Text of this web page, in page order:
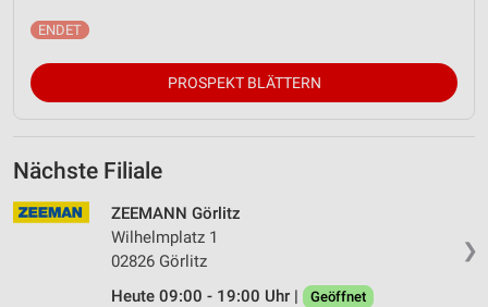
PROSPEKT BLÄTTERN
Nächste Filiale
❯
ZEEMANN Görlitz
Wilhelmplatz 1
02826 Görlitz
Heute 09:00 - 19:00 Uhr |
Geöffnet